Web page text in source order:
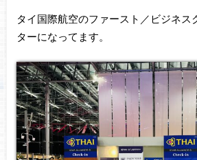
タイ国際航空のファースト／ビジネス
ターになってます。